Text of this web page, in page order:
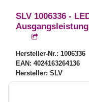
SLV 1006336 -
Hersteller-Nr.: 1006336
EAN: 4024163264136
Hersteller: SLV